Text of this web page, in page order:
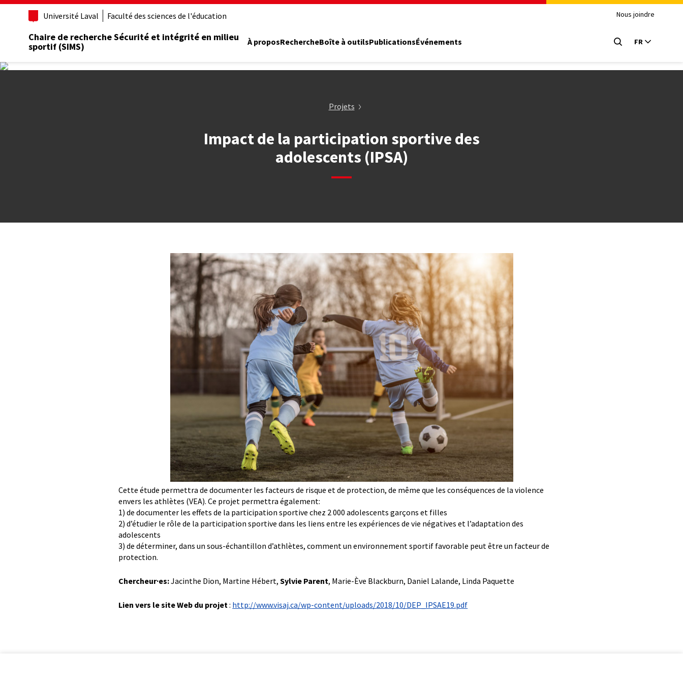
Aller
principal
Université Laval Faculté des sciences de l'éducation Nous joindre
Chaire de recherche Sécurité et intégrité en milieu
sportif (SIMS)
À proposRechercheBoîte à outilsPublicationsÉvénements FR
Projets
Impact de la participation sportive des
adolescents (IPSA)
Cette étude permettra de documenter les facteurs de risque et de protection, de même que les conséquences de la violence
envers les athlètes (VEA). Ce projet permettra également:
1) de documenter les effets de la participation sportive chez 2 000 adolescents garçons et filles
2) d’étudier le rôle de la participation sportive dans les liens entre les expériences de vie négatives et l’adaptation des
adolescents
3) de déterminer, dans un sous-échantillon d’athlètes, comment un environnement sportif favorable peut être un facteur de
protection.
Chercheur·es:Jacinthe Dion, Martine Hébert,Sylvie Parent, Marie-Ève Blackburn, Daniel Lalande, Linda Paquette
Lien vers le site Web du projet : http://www.visaj.ca/wp-content/uploads/2018/10/DEP_IPSAE19.pdf